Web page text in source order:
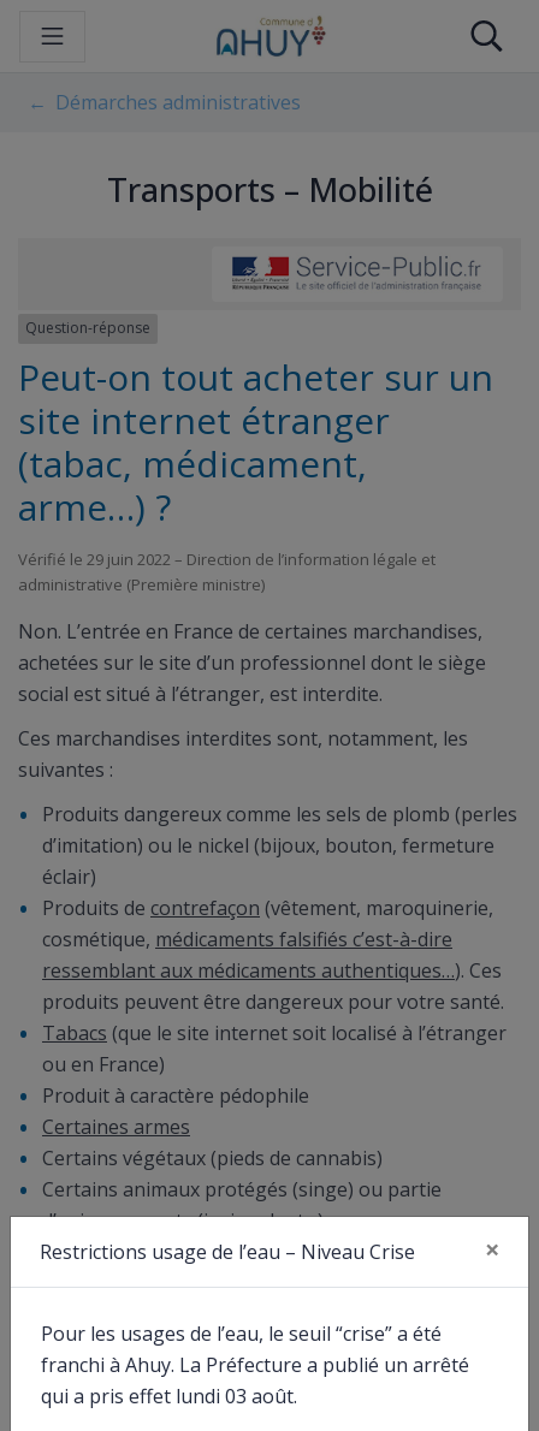
Démarches administratives
Transports – Mobilité
Question-réponse
Peut-on tout acheter sur un
site internet étranger
(tabac, médicament,
arme…) ?
Vérifié le 29 juin 2022 – Direction de l’information légale et
administrative (Première ministre)
Non. L’entrée en France de certaines marchandises,
achetées sur le site d’un professionnel dont le siège
social est situé à l’étranger, est interdite.
Ces marchandises interdites sont, notamment, les
suivantes :
Produits dangereux comme les sels de plomb (perles
d’imitation) ou le nickel (bijoux, bouton, fermeture
éclair)
Produits de contrefaçon (vêtement, maroquinerie,
cosmétique, médicaments falsifiés c’est-à-dire
ressemblant aux médicaments authentiques…). Ces
produits peuvent être dangereux pour votre santé.
Tabacs (que le site internet soit localisé à l’étranger
ou en France)
Produit à caractère pédophile
Certaines armes
Certains végétaux (pieds de cannabis)
Certains animaux protégés (singe) ou partie
d’animaux morts (ivoire, dent…)
Stupéfiants et médicaments psychotropes
(traitement des troubles psychiques).
L’achat de ces marchandises est interdite même si leur
vente est légale dans le pays du site étranger.
À savoir
Restrictions usage de l’eau – Niveau Crise ×
Pour les usages de l’eau, le seuil “crise” a été
franchi à Ahuy. La Préfecture a publié un arrêté
qui a pris effet lundi 03 août.